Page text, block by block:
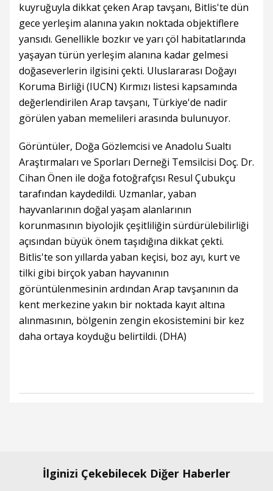
kuyruğuyla dikkat çeken Arap tavşanı, Bitlis'te dün
gece yerleşim alanına yakın noktada objektiflere
yansıdı. Genellikle bozkır ve yarı çöl habitatlarında
yaşayan türün yerleşim alanına kadar gelmesi
doğaseverlerin ilgisini çekti. Uluslararası Doğayı
Koruma Birliği (IUCN) Kırmızı listesi kapsamında
değerlendirilen Arap tavşanı, Türkiye'de nadir
görülen yaban memelileri arasında bulunuyor.
Görüntüler, Doğa Gözlemcisi ve Anadolu Sualtı
Araştırmaları ve Sporları Derneği Temsilcisi Doç. Dr.
Cihan Önen ile doğa fotoğrafçısı Resul Çubukçu
tarafından kaydedildi. Uzmanlar, yaban
hayvanlarının doğal yaşam alanlarının
korunmasının biyolojik çeşitliliğin sürdürülebilirliği
açısından büyük önem taşıdığına dikkat çekti.
Bitlis'te son yıllarda yaban keçisi, boz ayı, kurt ve
tilki gibi birçok yaban hayvanının
görüntülenmesinin ardından Arap tavşanının da
kent merkezine yakın bir noktada kayıt altına
alınmasının, bölgenin zengin ekosistemini bir kez
daha ortaya koyduğu belirtildi. (DHA)
İlginizi Çekebilecek Diğer Haberler